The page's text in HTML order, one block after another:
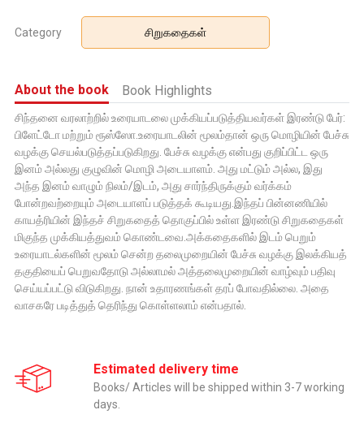
Category சிறுகதைகள்
About the book Book Highlights
சிந்தனை வரலாற்றில் உரையாடலை முக்கியப்படுத்தியவர்கள் இரண்டு பேர்:
பிளேட்டோ மற்றும் ரூஸ்ஸோ.உரையாடலின் மூலம்தான் ஒரு மொழியின் பேச்சு
வழக்கு செயல்படுத்தப்படுகிறது. பேச்சு வழக்கு என்பது குறிப்பிட்ட ஒரு
இனம் அல்லது குழுவின் மொழி அடையாளம். அது மட்டும் அல்ல, இது
அந்த இனம் வாழும் நிலம்/இடம், அது சார்ந்திருக்கும் வர்க்கம்
போன்றவற்றையும் அடையாளப் படுத்தக் கூடியது.இந்தப் பின்னணியில்
காயத்ரியின் இந்தச் சிறுகதைத் தொகுப்பில் உள்ள இரண்டு சிறுகதைகள்
மிகுந்த முக்கியத்துவம் கொண்டவை.அக்கதைகளில் இடம் பெறும்
உரையாடல்களின் மூலம் சென்ற தலைமுறையின் பேச்சு வழக்கு இலக்கியத்
தகுதியைப் பெறுவதோடு அல்லாமல் அத்தலைமுறையின் வாழ்வும் பதிவு
செய்யப்பட்டு விடுகிறது. நான் உதாரணங்கள் தரப் போவதில்லை. அதை
வாசகரே படித்துத் தெரிந்து கொள்ளலாம் என்பதால்.
Estimated delivery time
Books/ Articles will be shipped within 3-7 working
days.